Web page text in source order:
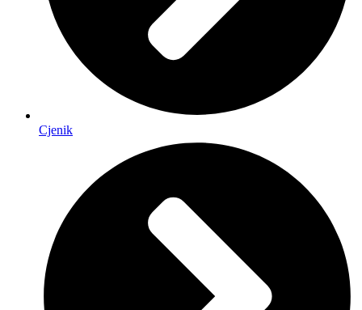
Cjenik